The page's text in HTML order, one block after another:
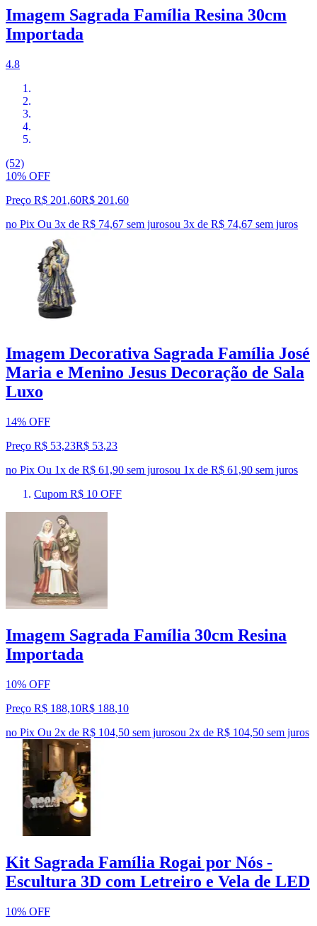
Imagem Sagrada Família Resina 30cm
Importada
4.8
(52)
10% OFF
Preço R$ 201,60R$ 201 ,60
no Pix Ou 3x de R$ 74,67 sem jurosou 3x de R$ 74,67 sem juros
Imagem Decorativa Sagrada Família José
Maria e Menino Jesus Decoração de Sala
Luxo
14% OFF
Preço R$ 53,23R$ 53,23
no Pix Ou 1x de R$ 61,90 sem jurosou 1x de R$ 61,90 sem juros
Cupom R$ 10 OFF
Imagem Sagrada Família 30cm Resina
Importada
10% OFF
Preço R$ 188,10R$ 188,10
no Pix Ou 2x de R$ 104,50 sem jurosou 2x de R$ 104,50 sem juros
Kit Sagrada Família Rogai por Nós -
Escultura 3D com Letreiro e Vela de LED
10% OFF